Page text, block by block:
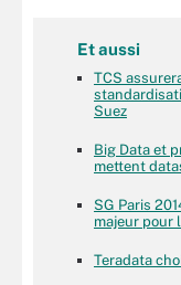
Et aussi
TCS
Suez
Big Data et
mettent
SG Paris
majeur pour
Teradata